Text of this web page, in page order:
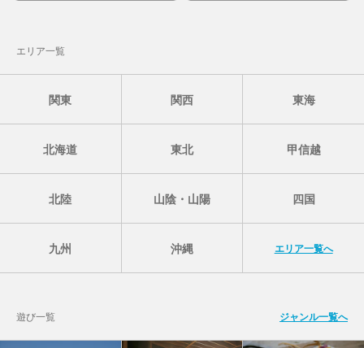
エリア一覧
関東 関西 東海
北海道 東北 甲信越
北陸 山陰・山陽 四国
九州 沖縄 エリア一覧へ
遊び一覧 ジャンル一覧へ